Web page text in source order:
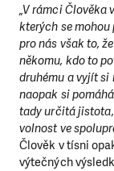
„V rámci Člověka
kterých se
pro nás však to,
někomu, kdo to
druhému a vyjít si
naopak si
tady určitá jistota,
volnost ve
Člověk v tísni
výtečných